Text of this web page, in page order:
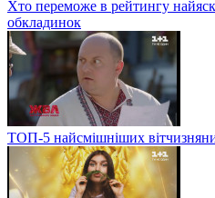
Хто переможе в рейтингу
обкладинок
ТОП-5 найсмішніших